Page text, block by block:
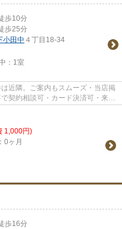
歩10分
歩25分
小田中 ４丁目18-34
： 1室
近隣。ご案内もスムーズ・当店掲
契約相談可・カード決済可・来店
1,000円)
0ヶ月
歩16分